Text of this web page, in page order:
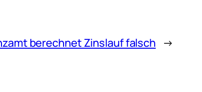
berechnet Zinslauf falsch →